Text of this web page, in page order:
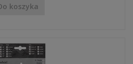
koszyka